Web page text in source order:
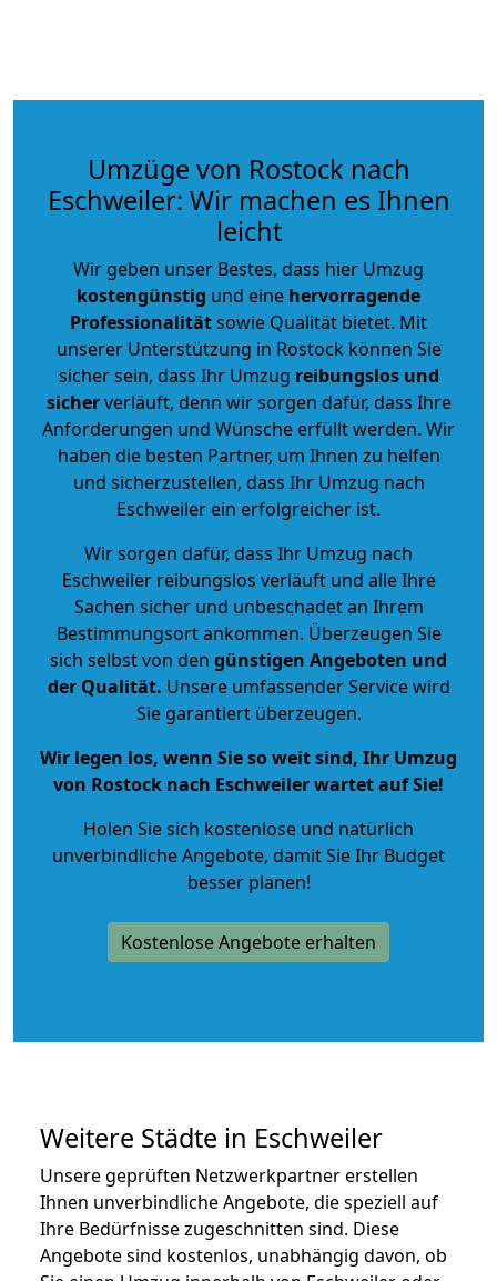
Umzüge von Rostock nach
Eschweiler: Wir machen es Ihnen
leicht
Wir geben unser Bestes, dass hier Umzug
kostengünstig und eine hervorragende
Professionalitätsowie Qualität bietet. Mit
unserer Unterstützung in Rostock können Sie
sicher sein, dass Ihr Umzug reibungslos und
sicherverläuft, denn wir sorgen dafür, dass Ihre
Anforderungen und Wünsche erfüllt werden. Wir
haben die besten Partner, um Ihnen zu helfen
und sicherzustellen, dass Ihr Umzug nach
Eschweiler ein erfolgreicher ist.
Wir sorgen dafür, dass Ihr Umzug nach
Eschweiler reibungslos verläuft und alle Ihre
Sachen sicher und unbeschadet an Ihrem
Bestimmungsort ankommen. Überzeugen Sie
sich selbst von den günstigen Angeboten und
der Qualität. Unsere umfassender Service wird
Sie garantiert überzeugen.
Wir legen los, wenn Sie so weit sind, Ihr Umzug
von Rostock nach Eschweiler wartet auf Sie!
Holen Sie sich kostenlose und natürlich
unverbindliche Angebote, damit Sie Ihr Budget
besser planen!
Kostenlose Angebote erhalten
Weitere Städte in Eschweiler
Unsere geprüften Netzwerkpartner erstellen
Ihnen unverbindliche Angebote, die speziell auf
Ihre Bedürfnisse zugeschnitten sind. Diese
Angebote sind kostenlos, unabhängig davon, ob